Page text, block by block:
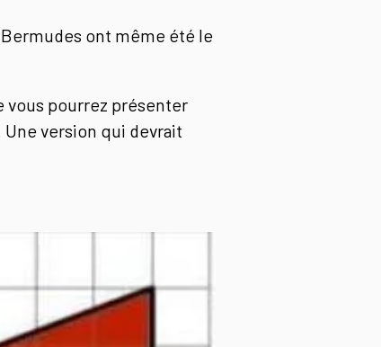
ont même été le
pourrez présenter
version qui devrait